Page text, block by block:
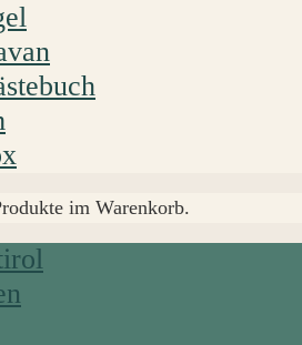
im Warenkorb.